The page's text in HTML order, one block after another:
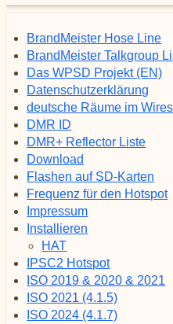
BrandMeister Hose Line
BrandMeister Talkgroup
Das WPSD Projekt (EN)
Datenschutzerklärung
deutsche Räume im
DMR ID
DMR+ Reflector Liste
Download
Flashen auf SD-Karten
Frequenz für den Hotspot
Impressum
Installieren
HAT
IPSC2 Hotspot
ISO 2019 & 2020 & 2021
ISO 2021 (4.1.5)
ISO 2024 (4.1.7)